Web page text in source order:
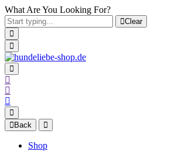
What Are You Looking For?
Clear
Back
Shop